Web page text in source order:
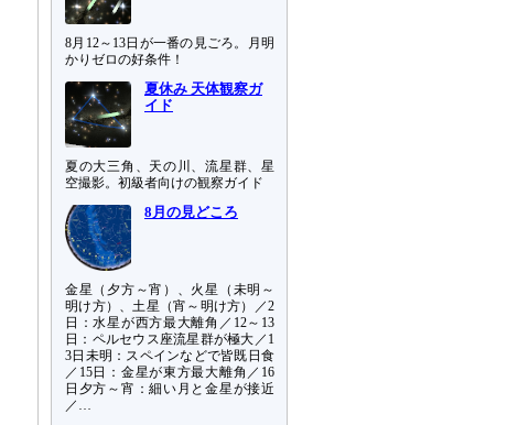
8月12～13日が一番の見ごろ。月明
かりゼロの好条件！
夏休み 天体観察ガ
イド
夏の大三角、天の川、流星群、星
空撮影。初級者向けの観察ガイド
8月の見どころ
金星（夕方～宵）、火星（未明～
明け方）、土星（宵～明け方）／2
日：水星が西方最大離角／12～13
日：ペルセウス座流星群が極大／1
3日未明：スペインなどで皆既日食
／15日：金星が東方最大離角／16
日夕方～宵：細い月と金星が接近
／…